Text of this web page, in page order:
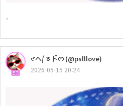
`
57
𑣲ヘ⎛ㅎトᩚᰔ (@pslllove)
2026-05-15 20:24